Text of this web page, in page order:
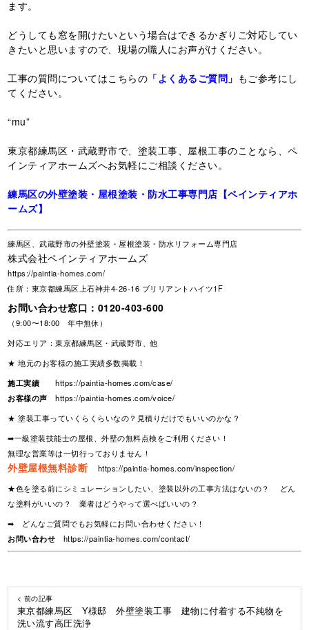
ます。
どうしても窓を開けたいという場合はできるかぎりご対応してい
きたいと思いますので、現場の職人にお声がけください。
工事の質問についてはこちらの 「よくあるご質問」 もご参考にし
てください。
“mu”
東京都練馬区・武蔵野市で、塗装工事、屋根工事のことなら、ペ
インティアホームズへお気軽にご相談ください。
練馬区の外壁塗装・屋根塗装・防水工事専門店【ペインティアホ
ームズ】
練馬区、武蔵野市の外壁塗装・屋根塗装・防水リフォーム専門店
株式会社ペインティアホームズ
https://paintia-homes.com/
住所：東京都練馬区上石神井4-26-16 ブリリアントハイツ1F
お問い合わせ窓口： 0120-403-600
（9:00〜18:00 年中無休）
対応エリア：東京都練馬区・武蔵野市、他
★ 地元のお客様の施工実績多数掲載！
施工実績
https://paintia-homes.com/case/
お客様の声
https://paintia-homes.com/voice/
★ 塗装工事っていくらくらいなの？見積りだけでもいいのかな？
➡一級塗装技能士の屋根、外壁の無料点検をご利用ください！
無理な営業等は一切行っておりません！
外壁屋根無料診断
https://paintia-homes.com/inspection/
★色を塗る前にシミュレーションしたい、塗装以外の工事方法はないの？ どん
な塗料がいいの？ 業者はどうやって選べばいいの？
➡ どんなご質問でもお気軽にお問い合わせください！
お問い合わせ
https://paintia-homes.com/contact/
< 前の記事
東京都練馬区 Y様邸 外壁塗装工事 建物に付着する不純物を
洗い流す高圧洗浄